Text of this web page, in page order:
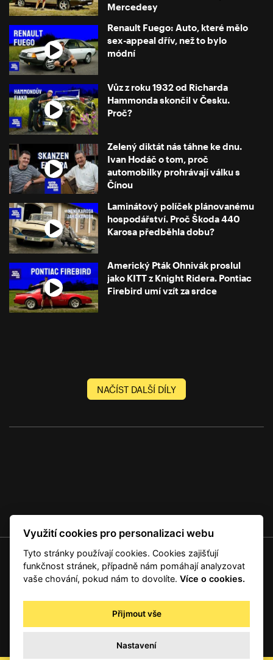
Mercedesy
Renault Fuego: Auto, které mělo
sex-appeal dřív, než to bylo
módní
Vůz z roku 1932 od Richarda
Hammonda skončil v Česku.
Proč?
Zelený diktát nás táhne ke dnu.
Ivan Hodáč o tom, proč
automobilky prohrávají válku s
Čínou
Laminátový políček plánovanému
hospodářství. Proč Škoda 440
Karosa předběhla dobu?
Americký Pták Ohnivák proslul
jako KITT z Knight Ridera. Pontiac
Firebird umí vzít za srdce
NAČÍST DALŠÍ DÍLY
© 2001 — 2026 Copyright CMI News a dodavatelé obsahu. |
Autorská práva
Zpracování osobních údajů - registrovaní a předplatitelé
Zpracování osobních údajů pro novinářské a další účely
Obchodní podmínky
Využití cookies pro personalizaci webu
Tyto stránky používají cookies. Cookies zajišťují
funkčnost stránek, případně nám pomáhají analyzovat
vaše chování, pokud nám to dovolíte.Více o cookies.
Přijmout vše
Nastavení